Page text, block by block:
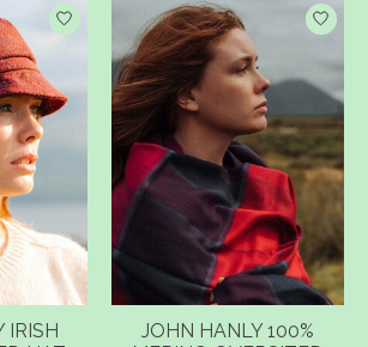
IRISH
JOHN HANLY 100%